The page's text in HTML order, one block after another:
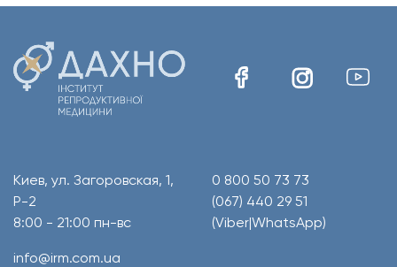
Киев, ул. Загоровская, 1,
Р-2
8:00 - 21:00 пн-вс
0 800 50 73 73
(067) 440 29 51
(Viber|WhatsApp)
info@irm.com.ua